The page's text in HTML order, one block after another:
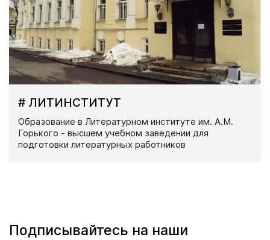
# ЛИТИНСТИТУТ
Образование в Литературном институте им. А.М.
Горького - высшем учебном заведении для
подготовки литературных работников
Подписывайтесь на наши